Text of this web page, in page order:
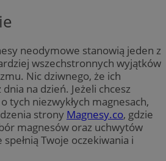
neodymowe stanowią jeden z
wszechstronnych wyjątków
Nic dziwnego, że ich
na dzień. Jeżeli chcesz
tych niezwykłych magnesach,
strony Magnesy.co, gdzie
magnesów oraz uchwytów
Twoje oczekiwania i